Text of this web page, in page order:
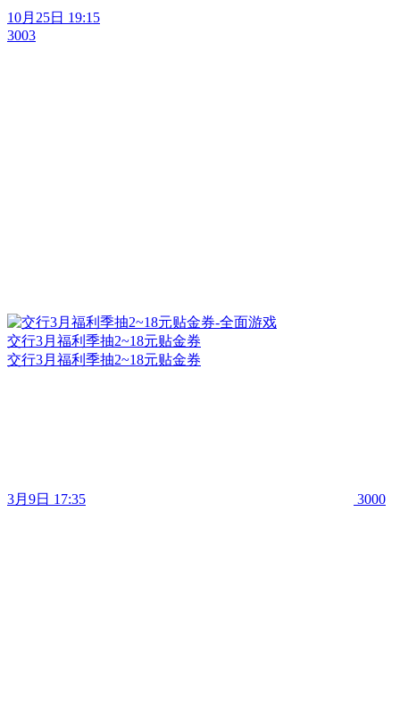
10月25日 19:15
3003
交行3月福利季抽2~18元贴金券
交行3月福利季抽2~18元贴金券
3月9日 17:35 3000